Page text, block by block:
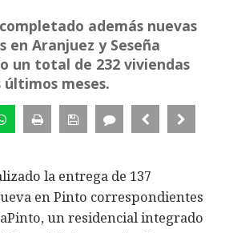
además nuevas
en Aranjuez y Seseña
un total de 232 viviendas
meses.
la entrega de 137
en Pinto correspondientes
un residencial integrado